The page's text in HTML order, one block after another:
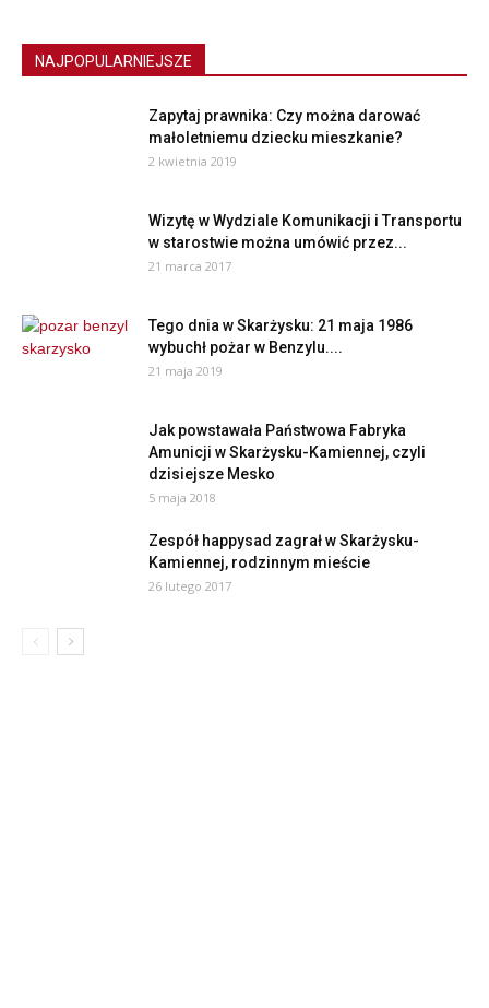
NAJPOPULARNIEJSZE
Zapytaj prawnika: Czy można darować
małoletniemu dziecku mieszkanie?
2 kwietnia 2019
Wizytę w Wydziale Komunikacji i Transportu
w starostwie można umówić przez...
21 marca 2017
Tego dnia w Skarżysku: 21 maja 1986
wybuchł pożar w Benzylu....
21 maja 2019
Jak powstawała Państwowa Fabryka
Amunicji w Skarżysku-Kamiennej, czyli
dzisiejsze Mesko
5 maja 2018
Zespół happysad zagrał w Skarżysku-
Kamiennej, rodzinnym mieście
26 lutego 2017